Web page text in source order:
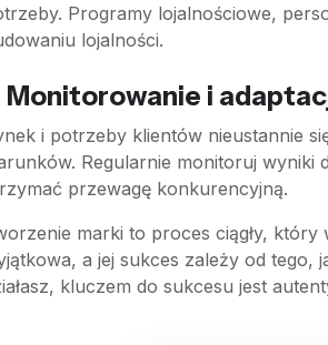
Programy lojalnościowe,
lojalności.
Monitorowanie i
i potrzeby klientów nieustannie
Regularnie monitoruj wyniki
przewagę konkurencyjną.
marki to proces ciągły,
a jej sukces zależy od
kluczem do sukcesu jest